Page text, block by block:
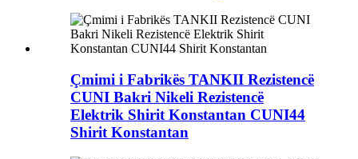
Çmimi i Fabrikës TANKII Rezistencë
CUNI Bakri Nikeli Rezistencë
Elektrik Shirit Konstantan CUNI44
Shirit Konstantan